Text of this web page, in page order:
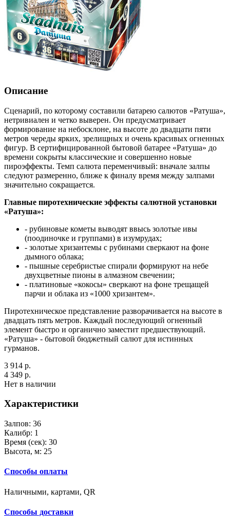
Описание
Сценарий, по которому составили батарею салютов «Ратуша»,
нетривиален и четко выверен. Он предусматривает
формирование на небосклоне, на высоте до двадцати пяти
метров череды ярких, зрелищных и очень красивых огненных
фигур. В сертифицированной бытовой батарее «Ратуша» до
времени сокрыты классические и совершенно новые
пироэффекты. Темп салюта переменчивый: вначале залпы
следуют размеренно, ближе к финалу время между залпами
значительно сокращается.
Главные пиротехнические эффекты салютной установки
«Ратуша»:
- рубиновые кометы выводят ввысь золотые ивы
(поодиночке и группами) в изумрудах;
- золотые хризантемы с рубинами сверкают на фоне
дымного облака;
- пышные серебристые спирали формируют на небе
двухцветные пионы в алмазном свечении;
- платиновые «кокосы» сверкают на фоне трещащей
парчи и облака из «1000 хризантем».
Пиротехническое представление разворачивается на высоте в
двадцать пять метров. Каждый последующий огненный
элемент быстро и органично заместит предшествующий.
«Ратуша» - бытовой бюджетный салют для истинных
гурманов.
3 914 р.
4 349 р.
Нет в наличии
Характеристики
Залпов: 36
Калибр: 1
Время (сек): 30
Высота, м: 25
Способы оплаты
Наличными, картами, QR
Способы доставки